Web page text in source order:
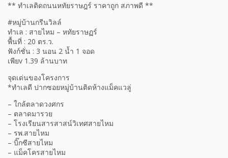
** ทำเลติดถนนหทัยราษฎร์ ราคาถูก สภาพดี **
#หมู่บ้านกรีนวิลล์
ทำเล : สายไหม – หทัยราษฏร์
พื้นที่ : 20 ตร.ว.
ฟังก์ชั่น : 3 นอน 2 น้ำ 1 จอด
เพียv 1.39 ล้านบาท
จุดเด่นของโครงการ
*ทำเลดี ปากซอยหมู่บ้านติดห้างแม็คแวลู่
– ใกล้ตลาดวงศกร
– ตลาดมารวย
– โรงเรียนสารสาสน์วิเทศสายไหม
– รพ.สายไหม
– บิ๊กซีสายไหม
– แม็คโครสายไหม